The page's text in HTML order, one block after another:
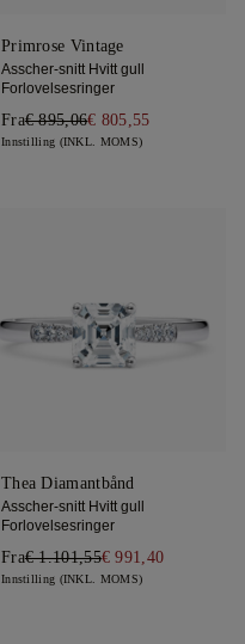
Primrose Vintage
Asscher-snitt Hvitt gull
Forlovelsesringer
Fra€ 895,06€ 805,55
Innstilling (INKL. MOMS)
Thea Diamantbånd
Asscher-snitt Hvitt gull
Forlovelsesringer
Fra€ 1.101,55€ 991,40
Innstilling (INKL. MOMS)